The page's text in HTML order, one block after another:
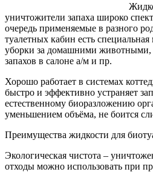
уничтожители запаха широко
очередь применяемые в разного
туалетных кабин есть
уборки за домашними
запахов в салоне а/м и пр.
Хорошо работает в системах
быстро и эффективно устраняет
естественному биоразложению
уменьшением объёма, не боится
Преимущества жидкости для
Экологическая чистота –
отходы можно использовать при